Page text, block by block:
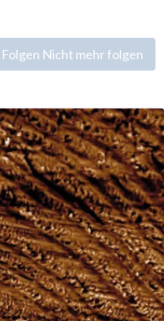
Folgen Nicht mehr folgen